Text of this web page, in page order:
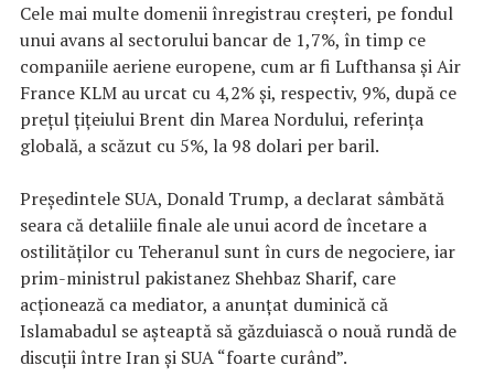
Cele mai multe domenii înregistrau creşteri, pe fondul
unui avans al sectorului bancar de 1,7%, în timp ce
companiile aeriene europene, cum ar fi Lufthansa şi Air
France KLM au urcat cu 4,2% şi, respectiv, 9%, după ce
preţul ţiţeiului Brent din Marea Nordului, referinţa
globală, a scăzut cu 5%, la 98 dolari per baril.
Preşedintele SUA, Donald Trump, a declarat sâmbătă
seara că detaliile finale ale unui acord de încetare a
ostilităţilor cu Teheranul sunt în curs de negociere, iar
prim-ministrul pakistanez Shehbaz Sharif, care
acţionează ca mediator, a anunţat duminică că
Islamabadul se aşteaptă să găzduiască o nouă rundă de
discuţii între Iran şi SUA “foarte curând”.